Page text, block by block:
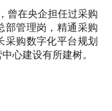
判，首先还是要先将
向，依次互为前提
曾在央企担任过采购
部管理岗，精通采购
采购数字化平台规划